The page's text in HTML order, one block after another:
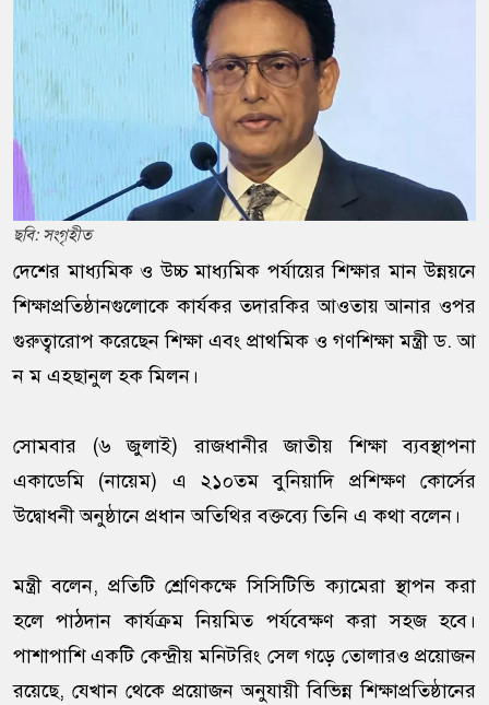
ছবি: সংগৃহীত
দেশের মাধ্যমিক ও উচ্চ মাধ্যমিক পর্যায়ের শিক্ষার মান উন্নয়নে
শিক্ষাপ্রতিষ্ঠানগুলোকে কার্যকর তদারকির আওতায় আনার ওপর
গুরুত্বারোপ করেছেন শিক্ষা এবং প্রাথমিক ও গণশিক্ষা মন্ত্রী ড. আ
ন ম এহছানুল হক মিলন।
সোমবার (৬ জুলাই) রাজধানীর জাতীয় শিক্ষা ব্যবস্থাপনা
একাডেমি (নায়েম) এ ২১০তম বুনিয়াদি প্রশিক্ষণ কোর্সের
উদ্বোধনী অনুষ্ঠানে প্রধান অতিথির বক্তব্যে তিনি এ কথা বলেন।
মন্ত্রী বলেন, প্রতিটি শ্রেণিকক্ষে সিসিটিভি ক্যামেরা স্থাপন করা
হলে পাঠদান কার্যক্রম নিয়মিত পর্যবেক্ষণ করা সহজ হবে।
পাশাপাশি একটি কেন্দ্রীয় মনিটরিং সেল গড়ে তোলারও প্রয়োজন
রয়েছে, যেখান থেকে প্রয়োজন অনুযায়ী বিভিন্ন শিক্ষাপ্রতিষ্ঠানের